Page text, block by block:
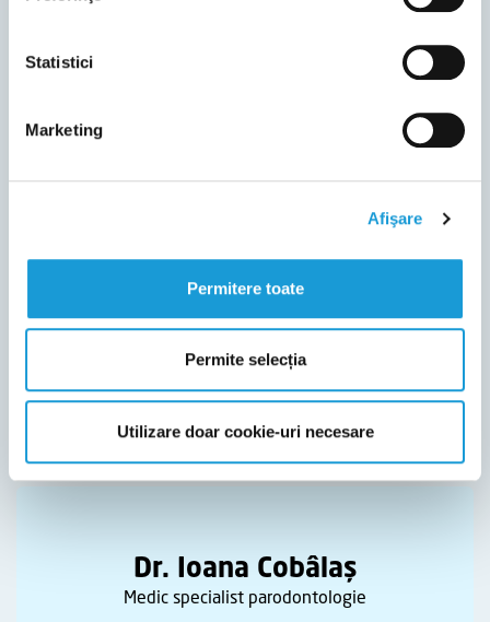
Statistici
Marketing
Afişare
Permitere toate
Permite selecția
Utilizare doar cookie-uri necesare
Dr. Ioana Cobâlaș
Medic specialist parodontologie